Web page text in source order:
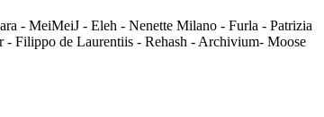
- MeiMeiJ - Eleh - Nenette Milano - Furla - Patrizia
Filippo de Laurentiis - Rehash - Archivium- Moose